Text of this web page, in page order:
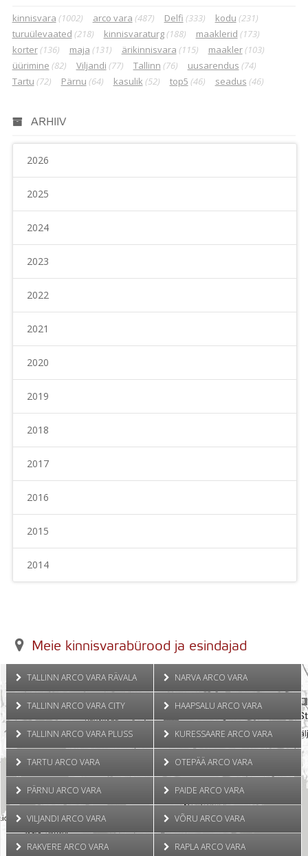
kinnisvara (1002) arco vara (487) Delfi (333) kodu (231)
turuülevaated (218) kinnisvaraturg(188) maaklerid (173)
korter(136) maja (131) ärikinnisvara (115) maakler(103)
üürimine (82) Viljandi (77) Tallinn (76) uusarendus (74)
Tartu (72) Pärnu (64) kasulik (52) top5 (46) seadus (46)
ARHIIV
2026
2025
2024
2023
2022
2021
2020
2019
2018
2017
2016
2015
2014
Meie kinnisvarabürood ja esindajad
TALLINN ARCO VARA RÄVALA
TALLINN ARCO VARA CITY
TALLINN ARCO VARA PLUSS
TARTU ARCO VARA
PÄRNU ARCO VARA
VILJANDI ARCO VARA
RAKVERE ARCO VARA
NARVA ARCO VARA
HAAPSALU ARCO VARA
KURESSAARE ARCO VARA
OTEPÄÄ ARCO VARA
PAIDE ARCO VARA
VÕRU ARCO VARA
RAPLA ARCO VARA